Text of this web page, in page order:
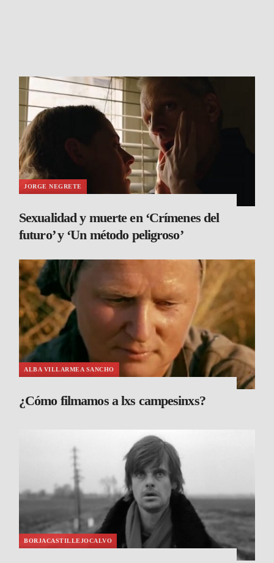
JORGE NEGRETE
Sexualidad y muerte en ‘Crímenes del
futuro’ y ‘Un método peligroso’
ALBA VILLARMEA SANCHO
¿Cómo filmamos a lxs campesinxs?
BORJACASTILLEJOCALVO